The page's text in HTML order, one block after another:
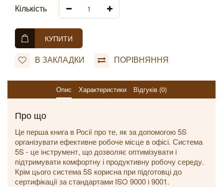
Кількість
КУПИТИ
В ЗАКЛАДКИ ПОРІВНЯННЯ
Опис Характеристики Відгуків (0)
Про що
Це перша книга в Росії про те, як за допомогою 5S
організувати ефективне робоче місце в офісі. Система
5S - це інструмент, що дозволяє оптимізувати і
підтримувати комфортну і продуктивну робочу середу.
Крім цього система 5S корисна при підготовці до
сертифікації за стандартами ISO 9000 і 9001.